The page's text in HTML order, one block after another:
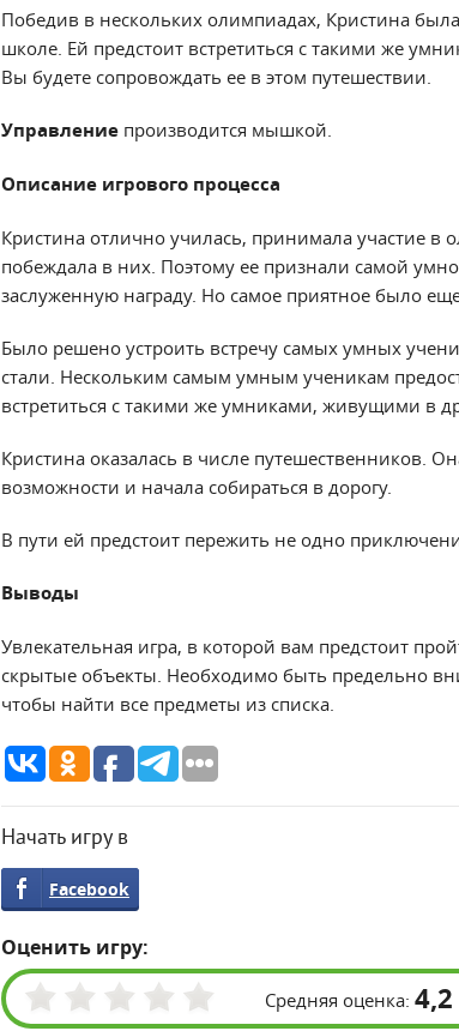
Победив в нескольких олимпиадах, Кристина
школе. Ей предстоит встретиться с такими же
Вы будете сопровождать ее в этом путешествии.
Управление производится мышкой.
Описание игрового процесса
Кристина отлично училась, принимала участие в
побеждала в них. Поэтому ее признали самой
заслуженную награду. Но самое приятное было
Было решено устроить встречу самых умных
стали. Нескольким самым умным ученикам
встретиться с такими же умниками, живущими в
Кристина оказалась в числе путешественников.
возможности и начала собираться в дорогу.
В пути ей предстоит пережить не одно
Выводы
Увлекательная игра, в которой вам предстоит
скрытые объекты. Необходимо быть предельно
чтобы найти все предметы из списка.
Начать игру в
Facebook
Оценить игру:
Средняя оценка: 4,2